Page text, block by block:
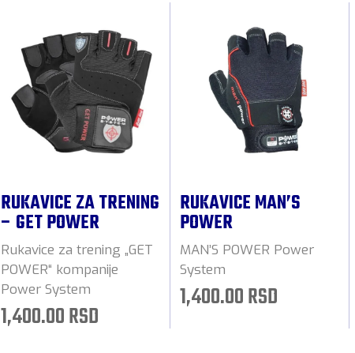
RUKAVICE ZA TRENING
– GET POWER
Rukavice za trening „GET
POWER“ kompanije
Power System
1,400.00 RSD
RUKAVICE MAN’S
POWER
MAN’S POWER Power
System
1,400.00 RSD